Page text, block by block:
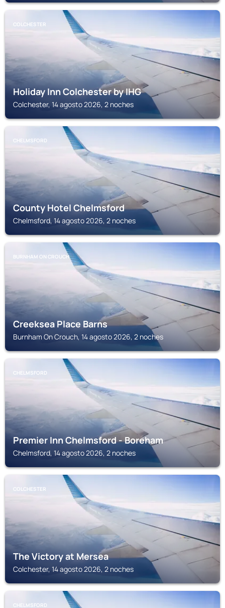
COLCHESTER
Holiday Inn Colchester by IHG
Colchester, 14 agosto 2026, 2 noches
CHELMSFORD
County Hotel Chelmsford
Chelmsford, 14 agosto 2026, 2 noches
BURNHAM ON CROUCH
Creeksea Place Barns
Burnham On Crouch, 14 agosto 2026, 2 noches
CHELMSFORD
Premier Inn Chelmsford - Boreham
Chelmsford, 14 agosto 2026, 2 noches
COLCHESTER
The Victory at Mersea
Colchester, 14 agosto 2026, 2 noches
CHELMSFORD